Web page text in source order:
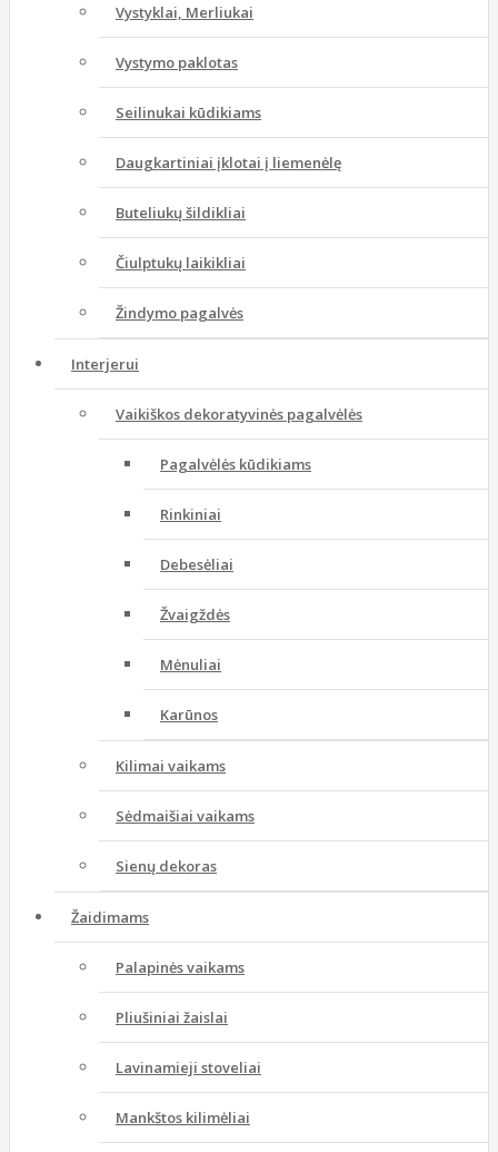
Vystyklai, Merliukai
Vystymo paklotas
Seilinukai kūdikiams
Daugkartiniai įklotai į liemenėlę
Buteliukų šildikliai
Čiulptukų laikikliai
Žindymo pagalvės
Interjerui
Vaikiškos dekoratyvinės pagalvėlės
Pagalvėlės kūdikiams
Rinkiniai
Debesėliai
Žvaigždės
Mėnuliai
Karūnos
Kilimai vaikams
Sėdmaišiai vaikams
Sienų dekoras
Žaidimams
Palapinės vaikams
Pliušiniai žaislai
Lavinamieji stoveliai
Mankštos kilimėliai